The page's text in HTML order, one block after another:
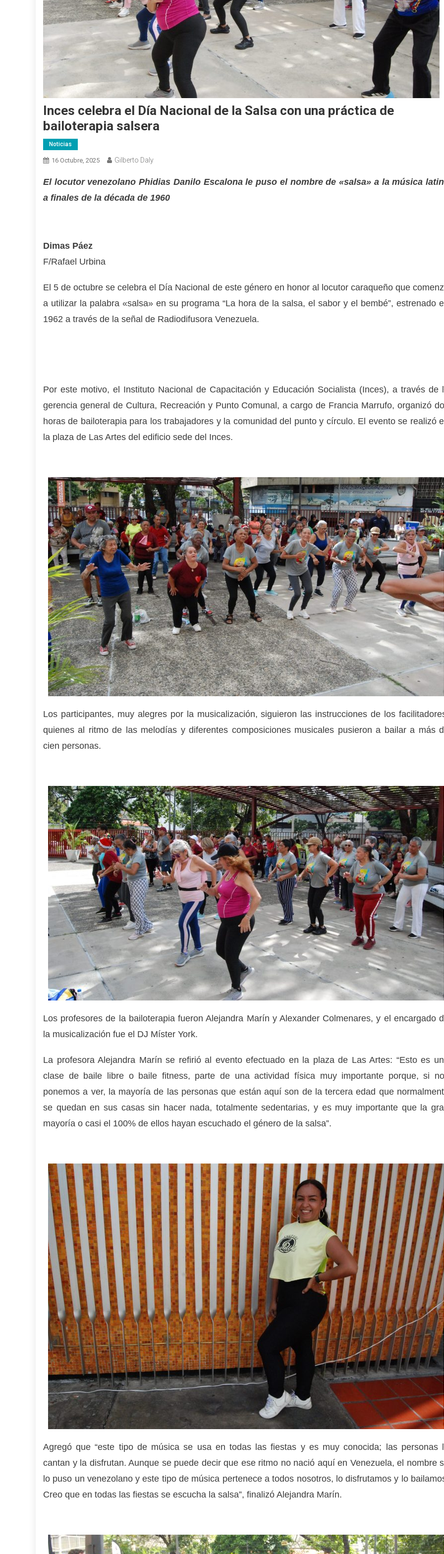
Inces celebra el Día Nacional de la Salsa con una práctica de
bailoterapia salsera
Noticias
16 Octubre, 2025 Gilberto Daly
El locutor venezolano Phidias Danilo Escalona le puso el nombre de «salsa» a la música
a finales de la década de 1960
Dimas Páez
F/Rafael Urbina
El 5 de octubre se celebra el Día Nacional de este género en honor al locutor caraqueño que
a utilizar la palabra «salsa» en su programa “La hora de la salsa, el sabor y el bembé”, estrenado
1962 a través de la señal de Radiodifusora Venezuela.
Por este motivo, el Instituto Nacional de Capacitación y Educación Socialista (Inces), a través de
gerencia general de Cultura, Recreación y Punto Comunal, a cargo de Francia Marrufo, organizó
horas de bailoterapia para los trabajadores y la comunidad del punto y círculo. El evento se realizó
la plaza de Las Artes del edificio sede del Inces.
Los participantes, muy alegres por la musicalización, siguieron las instrucciones de los
quienes al ritmo de las melodías y diferentes composiciones musicales pusieron a bailar a más
cien personas.
Los profesores de la bailoterapia fueron Alejandra Marín y Alexander Colmenares, y el encargado
la musicalización fue el DJ Míster York.
La profesora Alejandra Marín se refirió al evento efectuado en la plaza de Las Artes: “Esto es
clase de baile libre o baile fitness, parte de una actividad física muy importante porque, si
ponemos a ver, la mayoría de las personas que están aquí son de la tercera edad que
se quedan en sus casas sin hacer nada, totalmente sedentarias, y es muy importante que la
mayoría o casi el 100% de ellos hayan escuchado el género de la salsa”.
Agregó que “este tipo de música se usa en todas las fiestas y es muy conocida; las personas
cantan y la disfrutan. Aunque se puede decir que ese ritmo no nació aquí en Venezuela, el nombre
lo puso un venezolano y este tipo de música pertenece a todos nosotros, lo disfrutamos y lo
Creo que en todas las fiestas se escucha la salsa”, finalizó Alejandra Marín.